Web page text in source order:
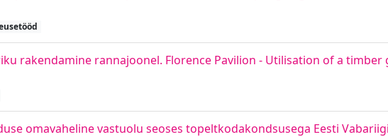
rakendamine rannajoonel. Florence Pavilion - Utilisation of a
omavaheline vastuolu seoses topeltkodakondsusega Eesti